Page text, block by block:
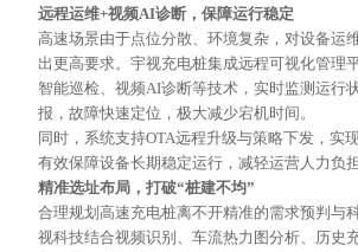
远程运维+视频AI诊断，保障运行稳定
高速场景由于点位分散、环境复杂，对设备运
出更高要求。宇视充电桩集成远程可视化管理
智能巡检、视频AI诊断等技术，实时监测运行
报，故障快速定位，极大减少宕机时间。
同时，系统支持OTA远程升级与策略下发，实
有效保障设备长期稳定运行，减轻运营人力负担
精准选址布局，打破“桩建不均”
合理规划高速充电桩离不开精准的需求预判与
视科技结合视频识别、车流热力图分析、历史